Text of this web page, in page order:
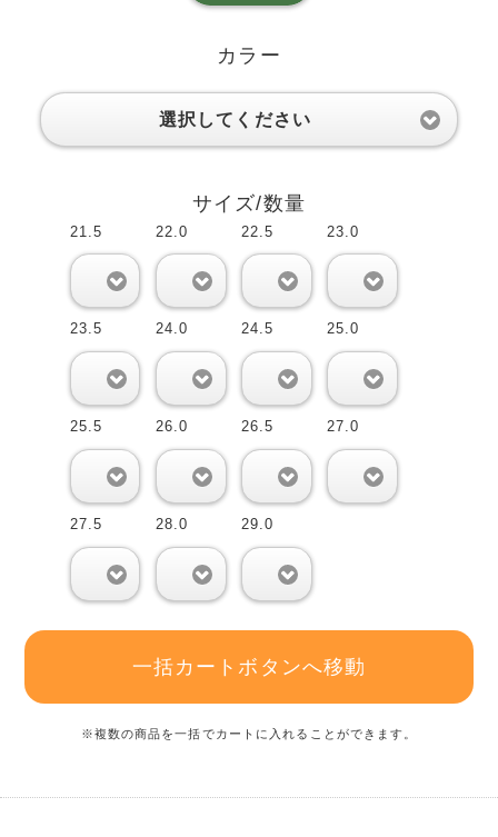
カラー
選択してください
サイズ/数量
21.5 22.0 22.5 23.0
23.5 24.0 24.5 25.0
25.5 26.0 26.5 27.0
27.5 28.0 29.0
一括カートボタンへ移動
※複数の商品を一括でカートに入れることができます。